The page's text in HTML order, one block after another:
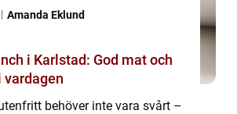
Amanda Eklund
i Karlstad: God mat och
vardagen
behöver inte vara svårt –